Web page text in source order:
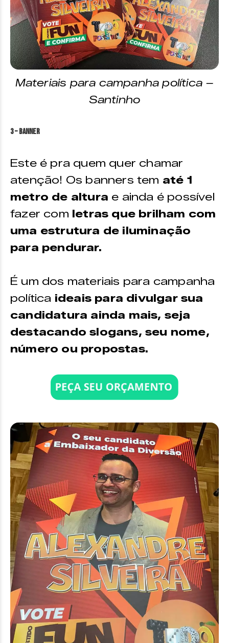
Materiais para campanha política –
Santinho
3 – Banner
Este é pra quem quer chamar
atenção! Os banners tem até 1
metro de altura e ainda é possível
fazer com letras que brilham com
uma estrutura de iluminação
para pendurar.
É um dos materiais para campanha
política ideais para divulgar sua
candidatura ainda mais, seja
destacando slogans, seu nome,
número ou propostas.